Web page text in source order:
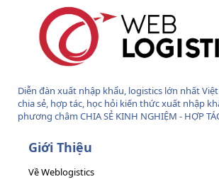
Diễn đàn xuất nhập khẩu, logistics lớn nhất
chia sẻ, hợp tác, học hỏi kiến thức xuất nhập
phương châm CHIA SẺ KINH NGHIỆM - HỢP
Giới Thiệu
Về Weblogistics